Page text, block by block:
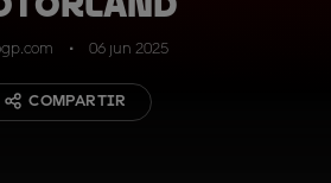
06 jun 2025
COMPARTIR